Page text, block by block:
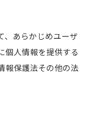
、あらかじめユーザ
個人情報を提供する
報保護法その他の法